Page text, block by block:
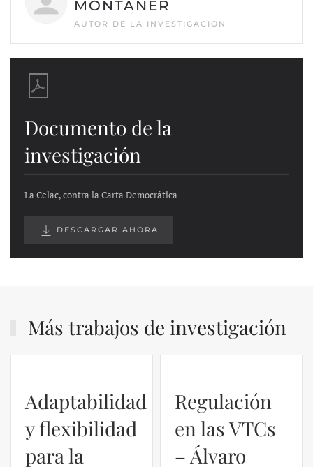
MONTANER
AUTOR DE LA INVESTIGACIÓN
Documento de la
investigación
La Celac, contra la Carta Democrática
DESCARGAR AHORA
Más trabajos de investigación
Adaptabilidad
y flexibilidad
para la
Regulación
en las VTCs
– Álvaro